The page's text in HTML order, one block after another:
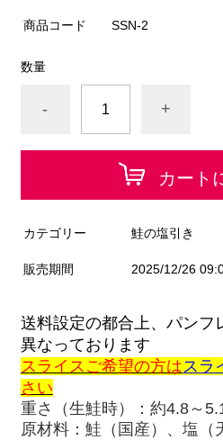
商品コード SSN-2
数量
- +
カート
カテゴリー 鮭の塩引き
販売期間 2025/12/26
送料設定の都合上、パンフ
異なっております
スライスご希望の方はスラ
さい
重さ（生鮭時）：約4.8～
原材料：鮭（国産）、塩（